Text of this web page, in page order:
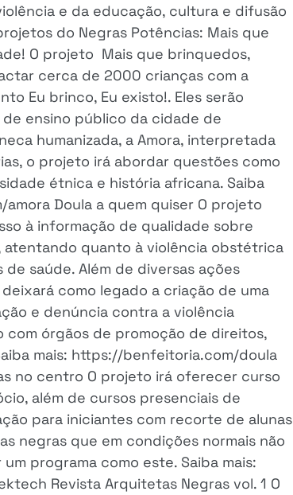
e da educação, cultura e difusão
do Negras Potências: Mais que
O projeto Mais que brinquedos,
cerca de 2000 crianças com a
Eu brinco, Eu existo!. Eles serão
ensino público da cidade de
humanizada, a Amora, interpretada
o projeto irá abordar questões como
étnica e história africana. Saiba
Doula a quem quiser O projeto
à informação de qualidade sobre
quanto à violência obstétrica
saúde. Além de diversas ações
como legado a criação de uma
e denúncia contra a violência
órgãos de promoção de direitos,
mais: https://benfeitoria.com/doula
no centro O projeto irá oferecer curso
além de cursos presenciais de
para iniciantes com recorte de alunas
negras que em condições normais não
programa como este. Saiba mais:
Revista Arquitetas Negras vol. 1 O